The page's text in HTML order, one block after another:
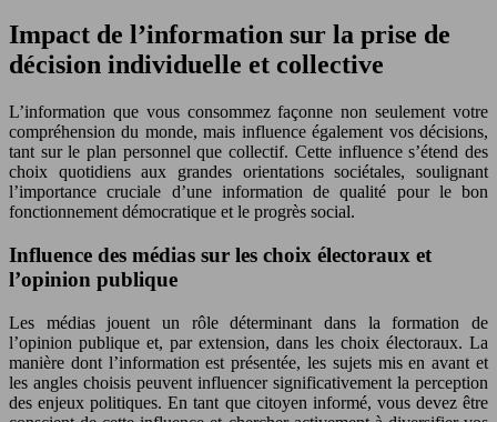
Impact de l’information sur la prise de
décision individuelle et collective
L’information que vous consommez façonne non seulement votre
compréhension du monde, mais influence également vos décisions,
tant sur le plan personnel que collectif. Cette influence s’étend des
choix quotidiens aux grandes orientations sociétales, soulignant
l’importance cruciale d’une information de qualité pour le bon
fonctionnement démocratique et le progrès social.
Influence des médias sur les choix électoraux et
l’opinion publique
Les médias jouent un rôle déterminant dans la formation de
l’opinion publique et, par extension, dans les choix électoraux. La
manière dont l’information est présentée, les sujets mis en avant et
les angles choisis peuvent influencer significativement la perception
des enjeux politiques. En tant que citoyen informé, vous devez être